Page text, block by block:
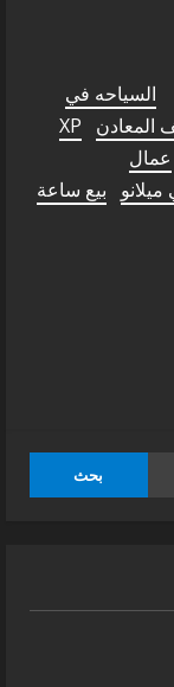
السياحه في
XP
عمال
بيع ساعة